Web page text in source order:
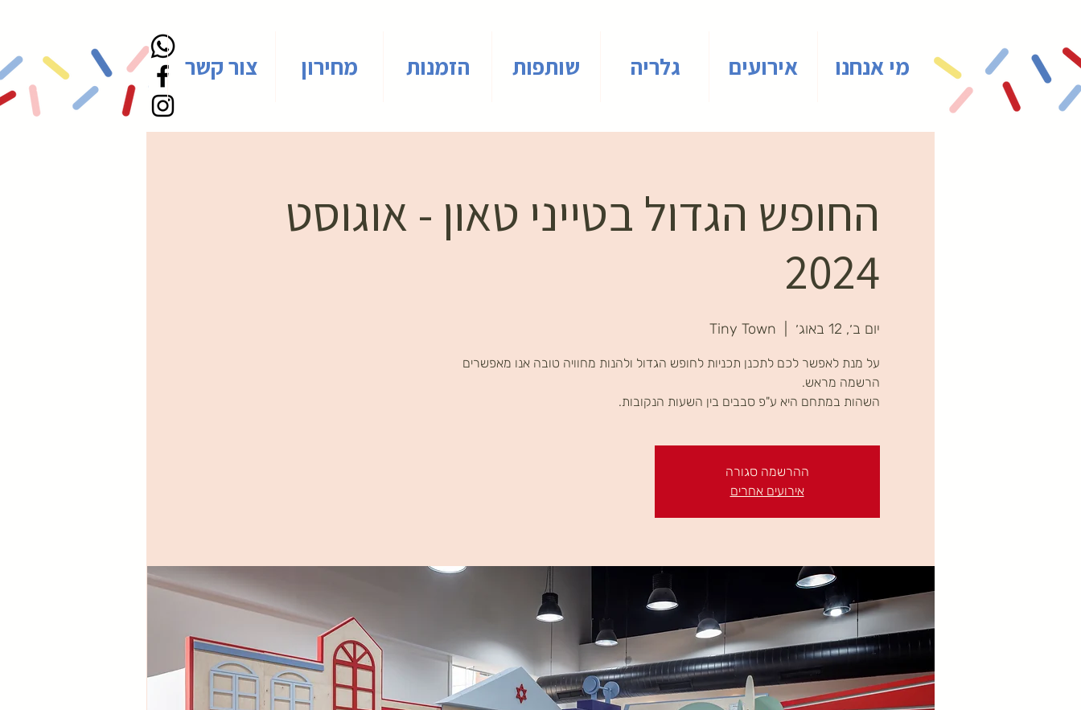
מי אנחנו אירועים גלריה שותפות הזמנות מחירון צור קשר
החופש הגדול בטייני טאון - אוגוסט
2024
יום ב׳, 12 באוג׳ Tiny Town
על מנת לאפשר לכם לתכנן תכניות לחופש הגדול ולהנות מחוויה טובה אנו מאפשרים
השהות במתחם היא ע"פ סבבים בין השעות הנקובות.
ההרשמה סגורה
אירועים אחרים